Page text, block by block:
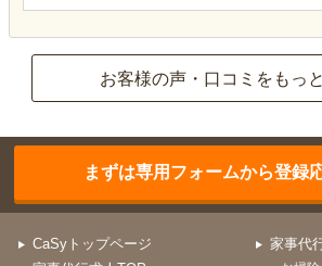
お客様の声・口コミをもっ
まずは専用フォームから登録
CaSyトップページ
家事代